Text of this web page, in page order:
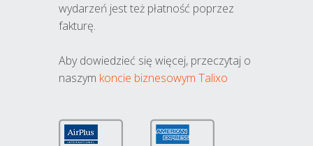
wydarzeń jest też płatność poprzez
fakturę.
Aby dowiedzieć się więcej, przeczytaj o
naszym koncie biznesowym Talixo